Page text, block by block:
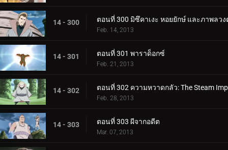
14 - 300 ตอนที่ 300 มิซึคาเงะ หอยยักษ์ และภาพลวง
Feb. 14, 2013
14 - 301 ตอนที่ 301 พาราด็อกซ์
Feb. 21, 2013
14 - 302 ตอนที่ 302 ความหวาดกลัว: The Steam Imp
Feb. 28, 2013
14 - 303 ตอนที่ 303 ผีจากอดีต
Mar. 07, 2013